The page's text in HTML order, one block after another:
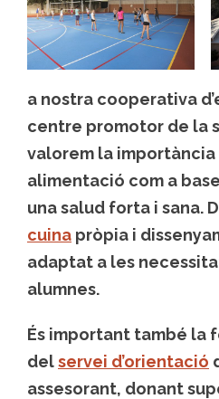
a nostra cooperativa
centre promotor de la
valorem la importància
alimentació com a
una salud forta i sana.
cuina pròpia i
adaptat a les
alumnes.
És important també la
delservei d’orientació
assesorant, donant